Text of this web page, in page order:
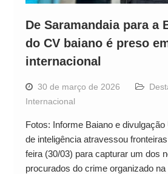
De Saramandaia para a
do CV baiano é preso
internacional
30 de março de 2026
Internacional
Fotos: Informe Baiano e
de inteligência atravessou
feira (30/03) para capturar um dos
procurados do crime organizado